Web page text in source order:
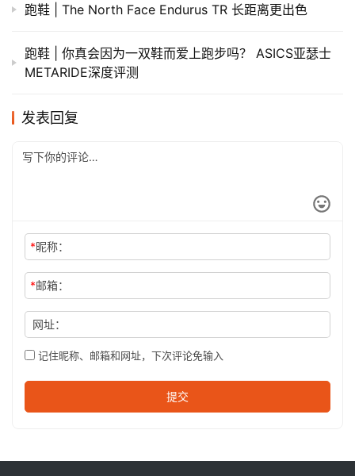
跑鞋 | The North Face Endurus TR 长距离更出色
跑鞋 | 你真会因为一双鞋而爱上跑步吗？ ASICS亚瑟士
METARIDE深度评测
发表回复
*昵称：
*邮箱：
网址：
记住昵称、邮箱和网址，下次评论免输入
提交